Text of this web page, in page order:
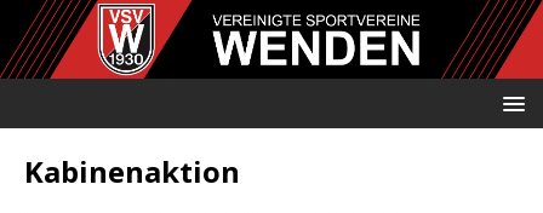
Kabinenaktion